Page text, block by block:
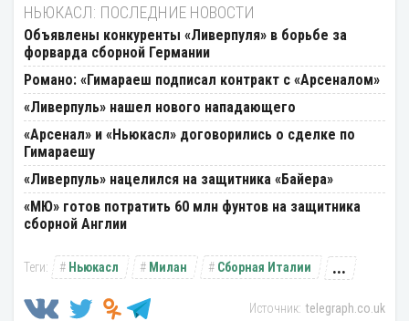
НЬЮКАСЛ: ПОСЛЕДНИЕ НОВОСТИ
Объявлены конкуренты «Ливерпуля» в борьбе за
форварда сборной Германии
Романо: «Гимараеш подписал контракт с «Арсеналом»
«Ливерпуль» нашел нового нападающего
«Арсенал» и «Ньюкасл» договорились о сделке по
Гимараешу
«Ливерпуль» нацелился на защитника «Байера»
«МЮ» готов потратить 60 млн фунтов на защитника
сборной Англии
Ньюкасл Милан Сборная Италии ...
telegraph.co.uk